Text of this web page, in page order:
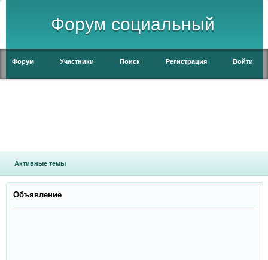
Форум социальный
Форум Участники Поиск Регистрация Войти
Активные темы
Объявление